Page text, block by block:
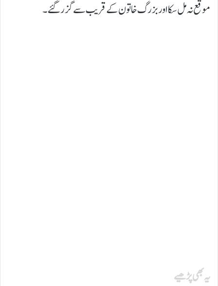
موقع نہ مل سکا اور بزرگ خاتون کے قریب سے گزر گئے۔
یہ بھی پڑھیے